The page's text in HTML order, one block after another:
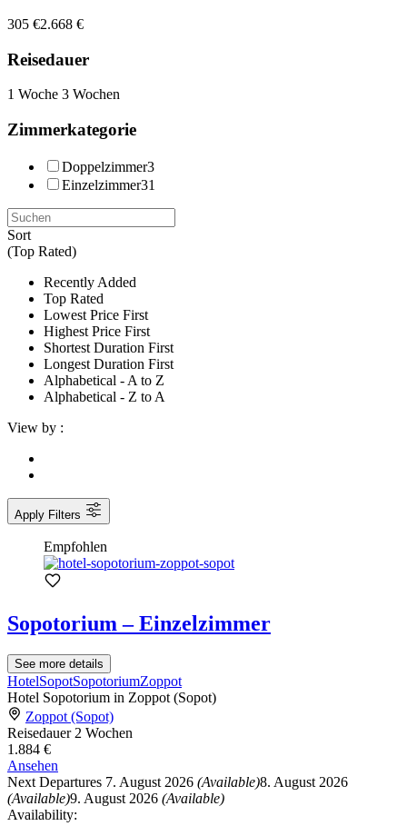
305 €2.668 €
Reisedauer
1 Woche 3 Wochen
Zimmerkategorie
Doppelzimmer3
Einzelzimmer31
Sort
(Top Rated)
Recently Added
Top Rated
Lowest Price First
Highest Price First
Shortest Duration First
Longest Duration First
Alphabetical - A to Z
Alphabetical - Z to A
View by :
Apply Filters
Empfohlen
Sopotorium – Einzelzimmer
See more details
HotelSopotSopotoriumZoppot
Hotel Sopotorium in Zoppot (Sopot)
Zoppot (Sopot)
Reisedauer 2 Wochen
1.884 €
Ansehen
Next Departures 7. August 2026 (Available)8. August 2026
(Available)9. August 2026 (Available)
Availability: